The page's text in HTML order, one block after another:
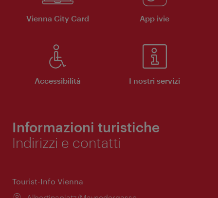
Vienna City Card App ivie
Accessibilità I nostri servizi
Informazioni turistiche
Indirizzi e contatti
Tourist-Info Vienna